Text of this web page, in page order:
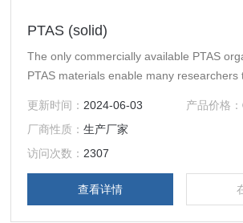
PTAS (solid)
The only commercially available PTAS
PTAS materials enable many researchers
更新时间： 2024-06-03 产品价格：
厂商性质：生产厂家
访问次数： 2307
查看详情